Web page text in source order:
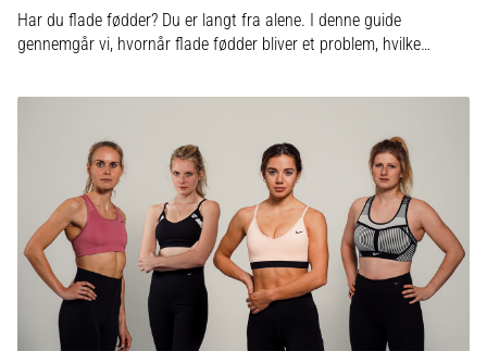
Har du flade fødder? Du er langt fra alene. I denne guide
gennemgår vi, hvornår flade fødder bliver et problem, hvilke…